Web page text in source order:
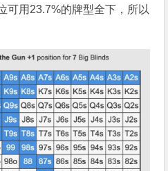
可用23.7%的牌型全下，所以